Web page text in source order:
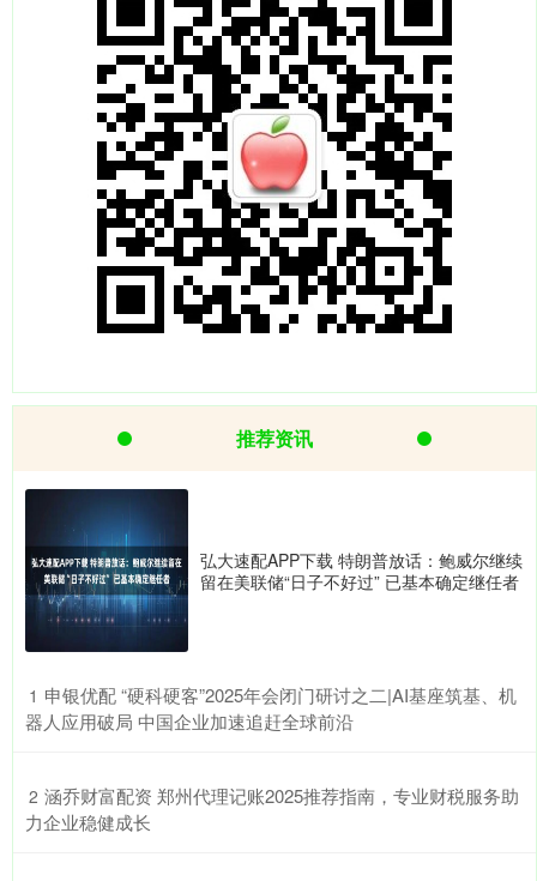
推荐资讯
弘大速配APP下载 特朗普放话：鲍威尔继续
留在美联储“日子不好过” 已基本确定继任者
1 ​申银优配 “硬科硬客”2025年会闭门研讨之二|AI基座筑基、机
器人应用破局 中国企业加速追赶全球前沿
2 ​涵乔财富配资 郑州代理记账2025推荐指南，专业财税服务助
力企业稳健成长